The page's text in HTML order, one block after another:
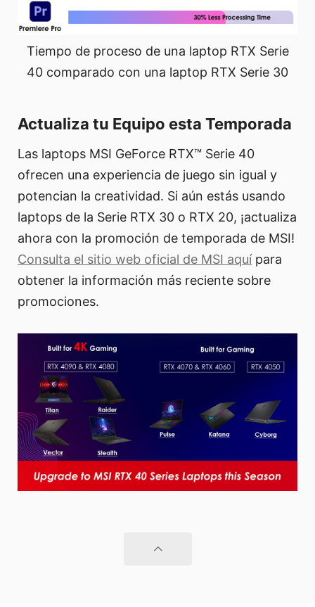
Tiempo de proceso de una laptop RTX Serie
40 comparado con una laptop RTX Serie 30
Actualiza tu Equipo esta Temporada
Las laptops MSI GeForce RTX™ Serie 40
ofrecen una experiencia de juego sin igual y
potencian la creatividad. Si aún estás usando
laptops de la Serie RTX 30 o RTX 20, ¡actualiza
ahora con la promoción de temporada de MSI!
Consulta el sitio web oficial de MSI aquípara
obtener la información más reciente sobre
promociones.